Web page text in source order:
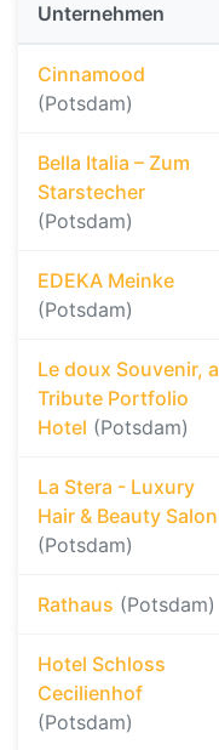
Unternehmen
Cinnamood
(Potsdam)
Bella Italia – Zum
Starstecher
(Potsdam)
EDEKA Meinke
(Potsdam)
Le doux Souvenir, a
Tribute Portfolio
Hotel (Potsdam)
La Stera - Luxury
Hair & Beauty Salon
(Potsdam)
Rathaus (Potsdam)
Hotel Schloss
Cecilienhof
(Potsdam)